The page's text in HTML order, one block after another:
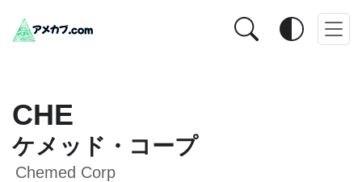
CHE
ケメッド・コープ
Chemed Corp